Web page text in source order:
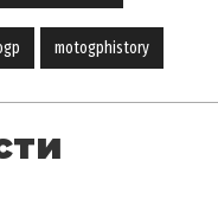
motogphistory